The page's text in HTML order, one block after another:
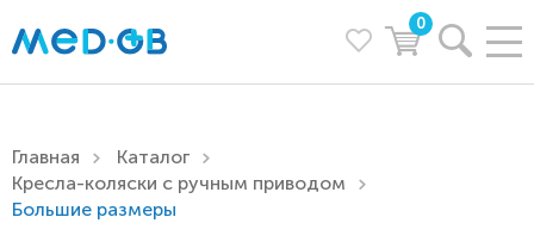
0
Главная
Каталог
Кресла-коляски с ручным приводом
Большие размеры